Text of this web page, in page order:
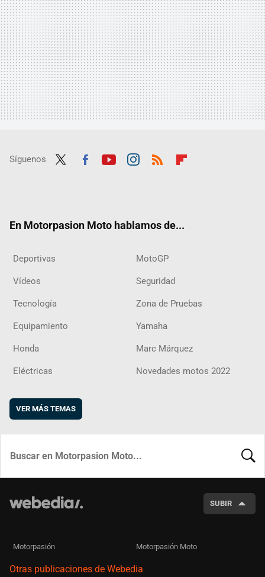
Síguenos
En Motorpasion Moto hablamos de...
Deportivas MotoGP
Vídeos Seguridad
Tecnología Zona de Pruebas
Equipamiento Yamaha
Honda Marc Márquez
Eléctricas Novedades motos 2022
VER MÁS TEMAS
SUBIR
Motorpasión Motorpasión Moto
Otras publicaciones de Webedia